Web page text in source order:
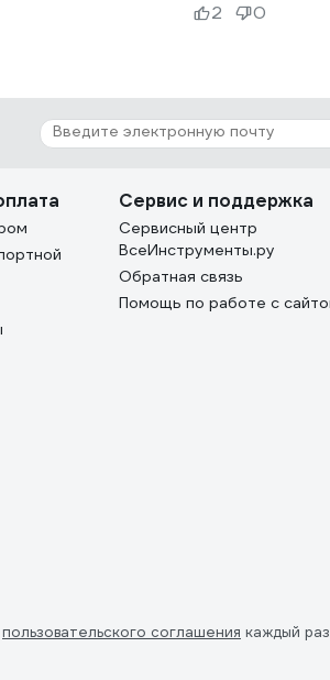
2 0
Сервис и поддержка
Сервисный центр
ВсеИнструменты.ру
Обратная связь
Помощь по работе с
пользовательского соглашения каждый